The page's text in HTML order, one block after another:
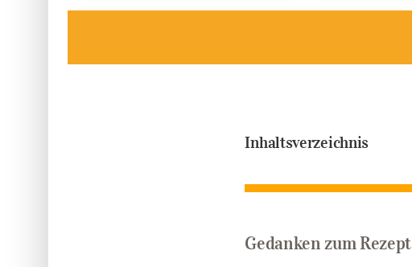
Inhaltsverzeichnis
Gedanken zum Rezept